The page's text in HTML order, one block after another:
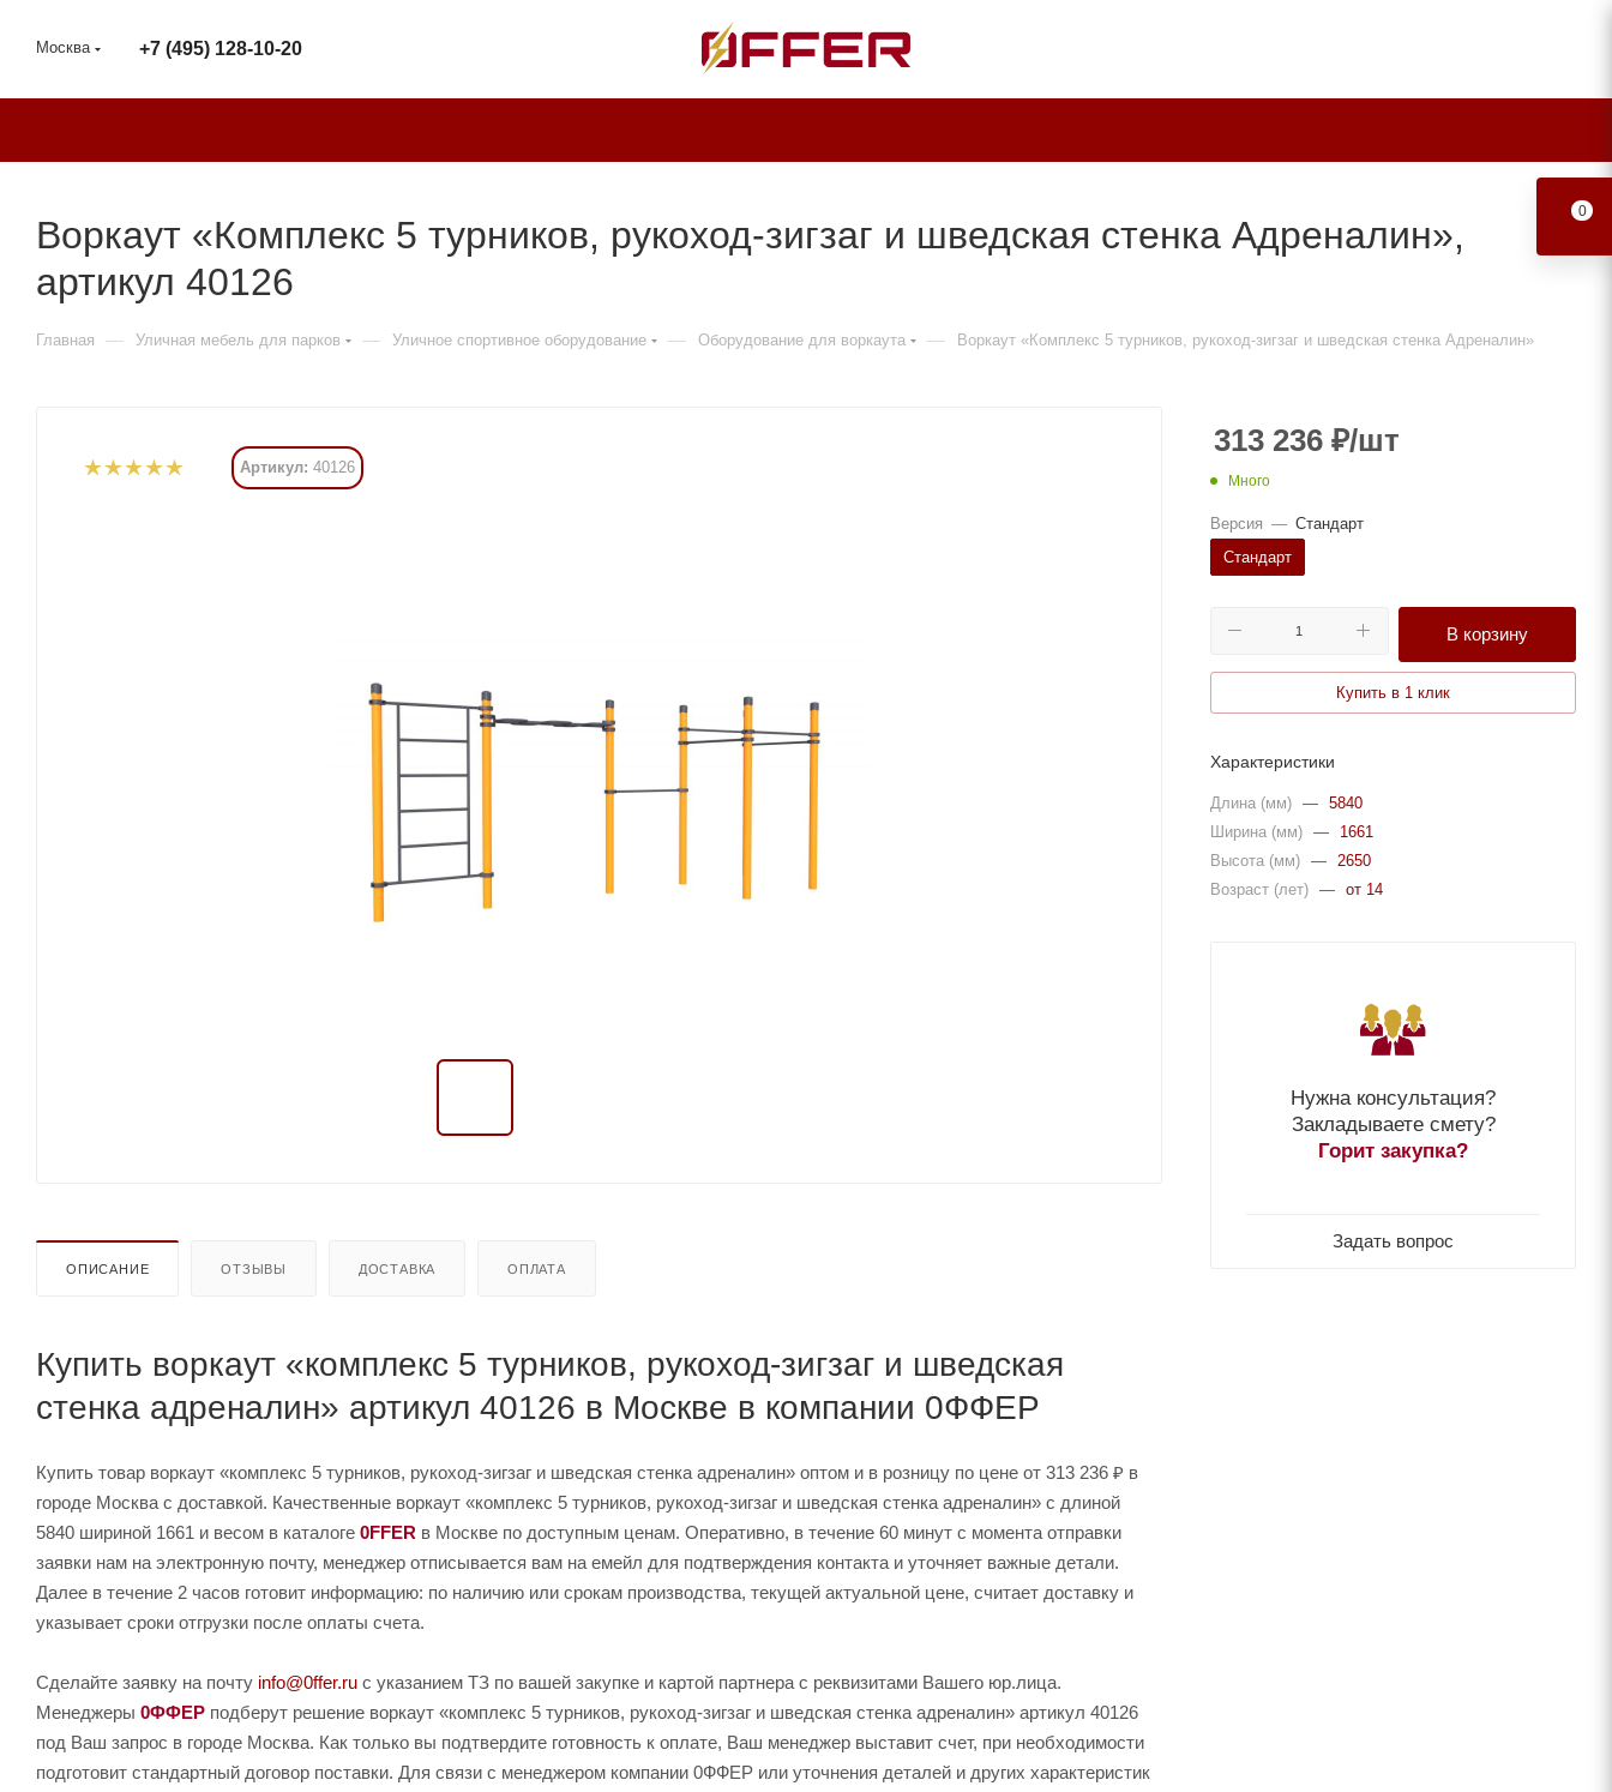
Москва +7 (495) 128-10-20
Воркаут «Комплекс 5 турников, рукоход-зигзаг и шведская стенка Адреналин»,
артикул 40126
Главная — Уличная мебель для парков — Уличное спортивное оборудование — Оборудование для воркаута — Воркаут «Комплекс 5 турников, рукоход-зигзаг и шведская стенка Адреналин»
Артикул: 40126
ОПИСАНИЕ ОТЗЫВЫ ДОСТАВКА ОПЛАТА
Купить воркаут «комплекс 5 турников, рукоход-зигзаг и шведская
стенка адреналин» артикул 40126 в Москве в компании 0ФФЕР
Купить товар воркаут «комплекс 5 турников, рукоход-зигзаг и шведская стенка адреналин» оптом и в розницу по цене от 313 236 ₽ в
городе Москва с доставкой. Качественные воркаут «комплекс 5 турников, рукоход-зигзаг и шведская стенка адреналин» с длиной
5840 шириной 1661 и весом в каталоге 0FFER в Москве по доступным ценам. Оперативно, в течение 60 минут с момента отправки
заявки нам на электронную почту, менеджер отписывается вам на емейл для подтверждения контакта и уточняет важные детали.
Далее в течение 2 часов готовит информацию: по наличию или срокам производства, текущей актуальной цене, считает доставку и
указывает сроки отгрузки после оплаты счета.
Сделайте заявку на почту info@0ffer.ru с указанием ТЗ по вашей закупке и картой партнера с реквизитами Вашего юр.лица.
Менеджеры 0ФФЕР подберут решение воркаут «комплекс 5 турников, рукоход-зигзаг и шведская стенка адреналин» артикул 40126
под Ваш запрос в городе Москва. Как только вы подтвердите готовность к оплате, Ваш менеджер выставит счет, при необходимости
подготовит стандартный договор поставки. Для связи с менеджером компании 0ФФЕР или уточнения деталей и других характеристик
313 236 ₽/шт
Много
Версия — Стандарт
Стандарт
В корзину
Купить в 1 клик
Характеристики
Длина (мм) — 5840
Ширина (мм) —
1661
Высота (мм) —
2650
Возраст (лет) — от 14
Нужна консультация?
Закладываете смету?
Горит закупка?
Задать вопрос
0